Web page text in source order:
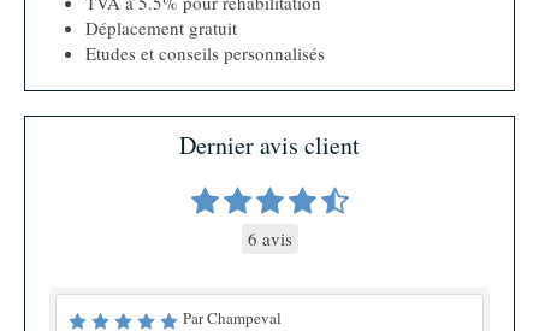
Déplacement gratuit
Etudes et conseils personnalisés
Dernier avis client
6 avis
Par Champeval